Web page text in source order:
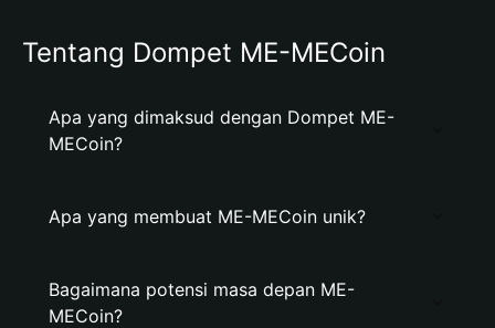
Tentang Dompet ME-MECoin
Apa yang dimaksud dengan Dompet ME-
MECoin?
Apa yang membuat ME-MECoin unik?
Bagaimana potensi masa depan ME-
MECoin?